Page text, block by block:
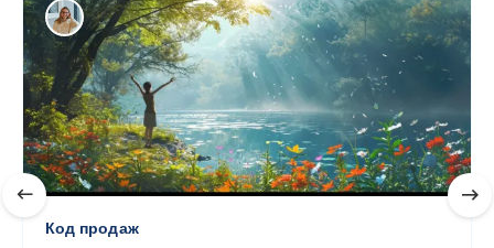
Код продаж